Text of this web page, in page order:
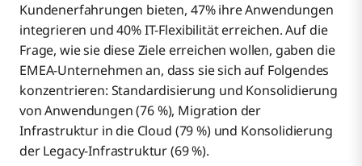
Kundenerfahrungen bieten, 47% ihre Anwendungen
integrieren und 40% IT-Flexibilität erreichen. Auf die
Frage, wie sie diese Ziele erreichen wollen, gaben die
EMEA-Unternehmen an, dass sie sich auf Folgendes
konzentrieren: Standardisierung und Konsolidierung
von Anwendungen (76 %), Migration der
Infrastruktur in die Cloud (79 %) und Konsolidierung
der Legacy-Infrastruktur (69 %).